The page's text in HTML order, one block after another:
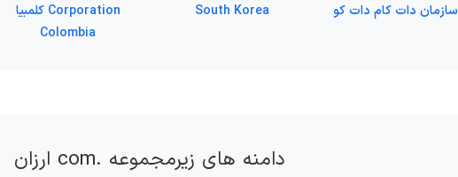
سازمان دات کام دات کو
South Korea
Corporation کلمبیا
Colombia
دامنه های زیرمجموعه .com ارزان